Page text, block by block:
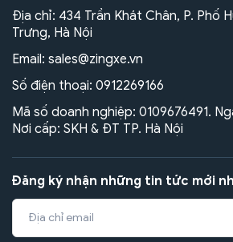
Địa chỉ: 434 Trần Khát Chân, P. Phố
Trưng, Hà Nội
Email: sales@zingxe.vn
Số điện thoại: 0912269166
Mã số doanh nghiệp: 0109676491.
Nơi cấp: SKH & ĐT TP. Hà Nội
Đăng ký nhận những tin tức mới